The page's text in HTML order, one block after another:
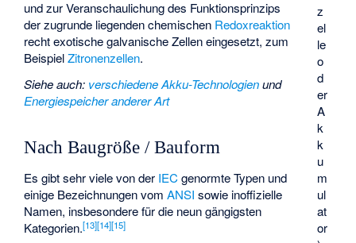
z
el
le
o
d
er
A
k
k
u
m
ul
at
or
und zur Veranschaulichung des Funktionsprinzips
der zugrunde liegenden chemischen Redoxreaktion
recht exotische galvanische Zellen eingesetzt, zum
BeispielZitronenzellen.
Siehe auch: verschiedene Akku-Technologienund
Energiespeicher anderer Art
Nach Baugröße / Bauform
Es gibt sehr viele von der IECgenormte Typen und
einige Bezeichnungen vomANSI sowie inoffizielle
Namen, insbesondere für die neun gängigsten
Kategorien.[13][14][15]